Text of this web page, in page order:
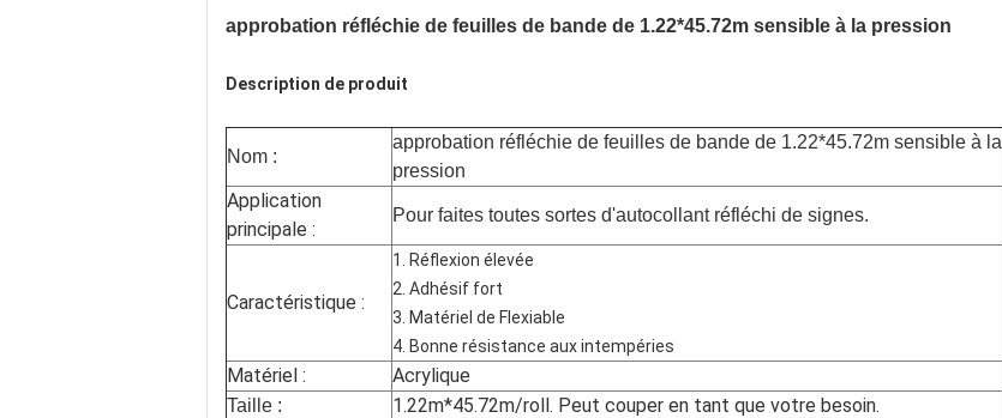
approbation réfléchie de feuilles de bande de 1.22*45.72m sensible à la pression
Description de produit
Nom :
approbation réfléchie de feuilles de bande de 1.22*45.72m sensible à la
pression
Application
principale :
Pour faites toutes sortes d'autocollant réfléchi de signes.
Caractéristique :
1. Réflexion élevée
2. Adhésif fort
3. Matériel de Flexiable
4. Bonne résistance aux intempéries
Matériel : Acrylique
Taille : 1.22m*45.72m/roll. Peut couper en tant que votre besoin.